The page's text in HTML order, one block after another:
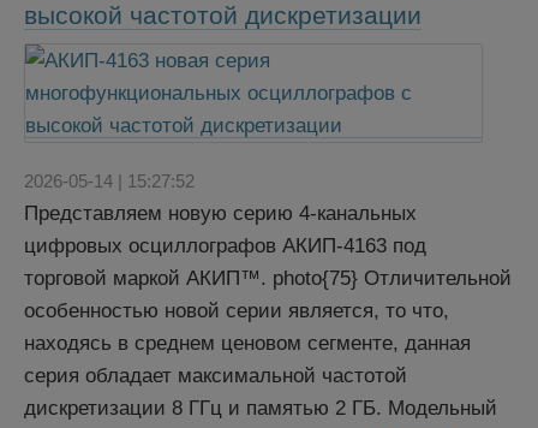
высокой частотой дискретизации
2026-05-14 | 15:27:52
Представляем новую серию 4-канальных
цифровых осциллографов АКИП-4163 под
торговой маркой АКИП™. photo{75} Отличительной
особенностью новой серии является, то что,
находясь в среднем ценовом сегменте, данная
серия обладает максимальной частотой
дискретизации 8 ГГц и памятью 2 ГБ. Модельный